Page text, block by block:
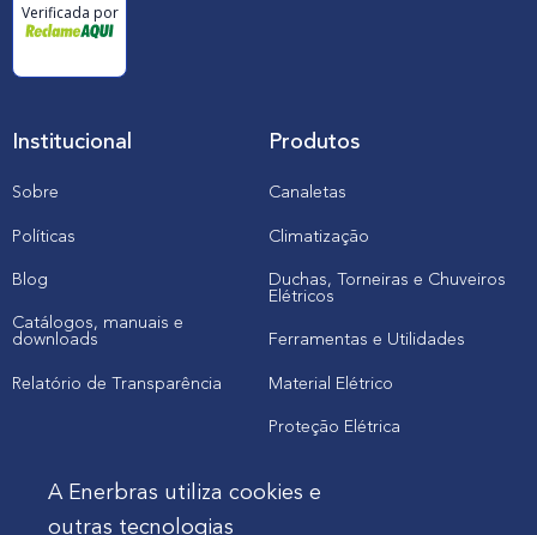
Verificada por
Institucional
Sobre
Políticas
Blog
Catálogos, manuais e
downloads
Relatório de Transparência
Produtos
Canaletas
Climatização
Duchas, Torneiras e Chuveiros
Elétricos
Ferramentas e Utilidades
Material Elétrico
Proteção Elétrica
Cliente
A Enerbras utiliza cookies e
outras tecnologias